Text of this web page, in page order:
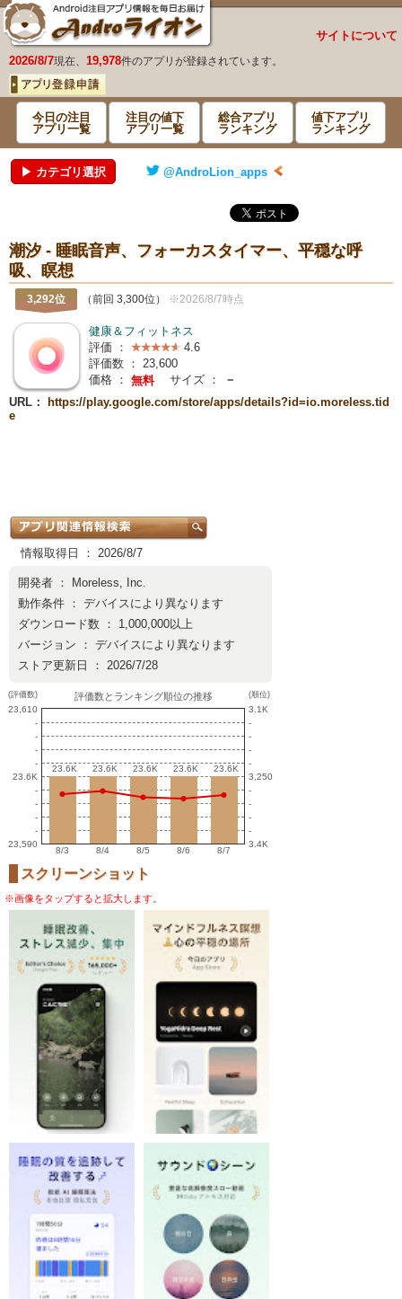
サイトについて
2026/8/7現在、 19,978件のアプリが登録されています。
今日の注目
アプリ一覧
注目の値下
アプリ一覧
総合アプリ
ランキング
値下アプリ
ランキング
▶ カテゴリ選択 @AndroLion_apps
潮汐 ‐ 睡眠音声、フォーカスタイマー、平穏な呼
吸、瞑想
3,292位 （前回 3,300位） ※2026/8/7時点
健康＆フィットネス
評価 ：
4.6
評価数 ： 23,600
価格 ： 無料 サイズ ：
－
URL：
https://play.google.com/store/apps/details?id=io.moreless.tid
e
情報取得日 ： 2026/8/7
開発者 ：
Moreless, Inc.
動作条件 ： デバイスにより異なります
ダウンロード数 ： 1,000,000以上
バージョン ： デバイスにより異なります
ストア更新日 ： 2026/7/28
(評価数)
23,610
-
-
-
-
23.6K
-
-
-
-
23,590
評価数とランキング順位の推移
23.6K
23.6K 23.6K
23.6K 23.6K
23.6K 23.6K
23.6K 23.6K
23.6K
8/3 8/4 8/5 8/6 8/7
(順位)
3.1K
-
-
-
-
3,250
-
-
-
-
3.4K
スクリーンショット
※画像をタップすると拡大します。